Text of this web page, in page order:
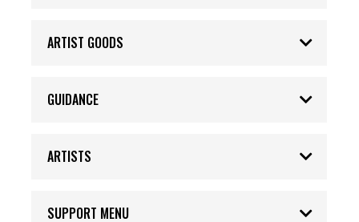
ARTIST GOODS
GUIDANCE
ARTISTS
SUPPORT MENU